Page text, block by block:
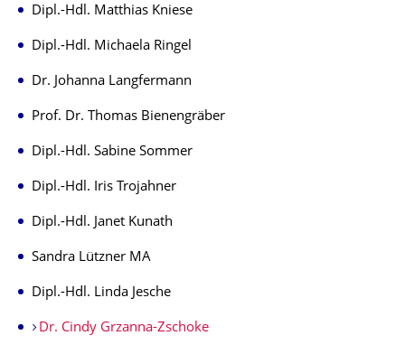
Dipl.-Hdl. Matthias Kniese
Dipl.-Hdl. Michaela Ringel
Dr. Johanna Langfermann
Prof. Dr. Thomas Bienengräber
Dipl.-Hdl. Sabine Sommer
Dipl.-Hdl. Iris Trojahner
Dipl.-Hdl. Janet Kunath
Sandra Lützner MA
Dipl.-Hdl. Linda Jesche
Dr. Cindy Grzanna-Zschoke